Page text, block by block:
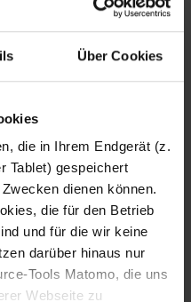
Über Cookies
die in Ihrem Endgerät (z.
Tablet) gespeichert
dienen können.
die für den Betrieb
und für die wir keine
darüber hinaus nur
Tools Matomo, die uns
Webseite zu
Lorenz